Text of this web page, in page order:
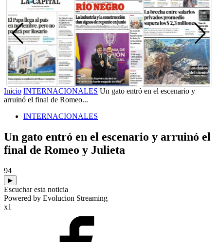
Inicio INTERNACIONALES Un gato entró en el escenario y
arruinó el final de Romeo...
INTERNACIONALES
Un gato entró en el escenario y arruinó el
final de Romeo y Julieta
94
▶
Escuchar esta noticia
Powered by Evolucion Streaming
x1